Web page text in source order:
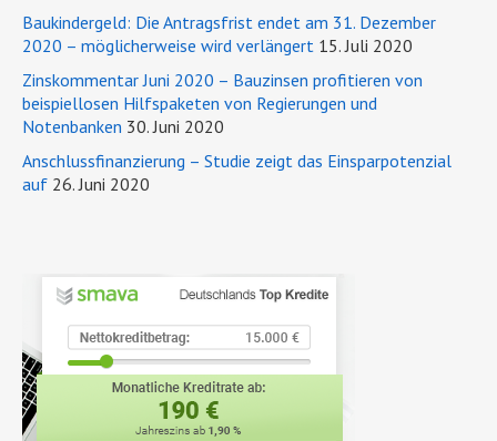
Baukindergeld: Die Antragsfrist endet am 31. Dezember
2020 – möglicherweise wird verlängert 15. Juli 2020
Zinskommentar Juni 2020 – Bauzinsen profitieren von
beispiellosen Hilfspaketen von Regierungen und
Notenbanken 30. Juni 2020
Anschlussfinanzierung – Studie zeigt das Einsparpotenzial
auf 26. Juni 2020